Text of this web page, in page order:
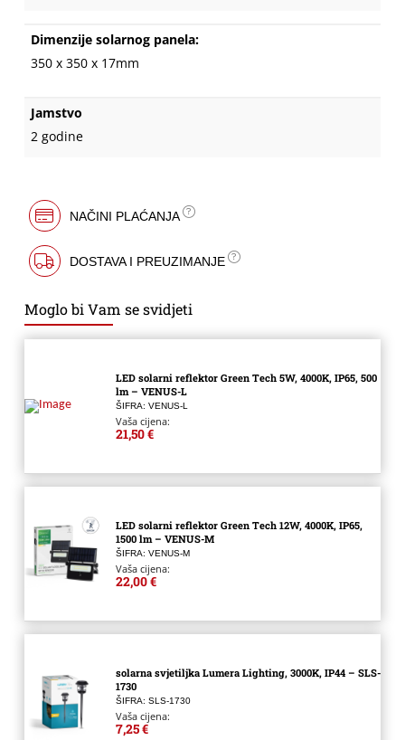
Dimenzije solarnog panela:
350 x 350 x 17mm
Jamstvo
2 godine
NAČINI PLAĆANJA
DOSTAVA I PREUZIMANJE
Moglo bi Vam se svidjeti
LED solarni reflektor Green Tech 5W, 4000K, IP65, 500
lm – VENUS-L
ŠIFRA: VENUS-L
Vaša cijena:
21,50 €
LED solarni reflektor Green Tech 12W, 4000K, IP65,
1500 lm – VENUS-M
ŠIFRA: VENUS-M
Vaša cijena:
22,00 €
solarna svjetiljka Lumera Lighting, 3000K, IP44 – SLS-
1730
ŠIFRA: SLS-1730
Vaša cijena:
7,25 €